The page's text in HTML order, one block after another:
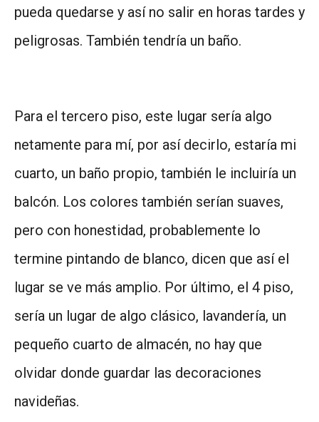
pueda quedarse y así no salir en horas tardes y
peligrosas. También tendría un baño.
Para el tercero piso, este lugar sería algo
netamente para mí, por así decirlo, estaría mi
cuarto, un baño propio, también le incluiría un
balcón. Los colores también serían suaves,
pero con honestidad, probablemente lo
termine pintando de blanco, dicen que así el
lugar se ve más amplio. Por último, el 4 piso,
sería un lugar de algo clásico, lavandería, un
pequeño cuarto de almacén, no hay que
olvidar donde guardar las decoraciones
navideñas.